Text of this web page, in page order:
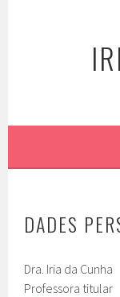
DADES
Dra. Iria da Cunha
Professora titular